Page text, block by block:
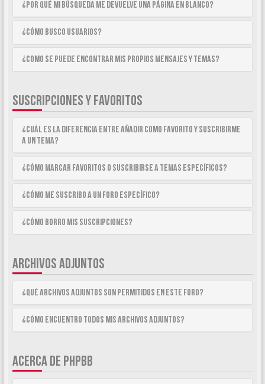
¿Por qué mi búsqueda me devuelve una página en blanco?
¿Cómo busco usuarios?
¿Como se puede encontrar mis propios mensajes y temas?
SUSCRIPCIONES Y FAVORITOS
¿Cuál es la diferencia entre añadir como Favorito y suscribirme
a un tema?
¿Cómo marcar Favoritos o suscribirse a temas específicos?
¿Cómo me suscribo a un foro específico?
¿Cómo borro mis suscripciones?
ARCHIVOS ADJUNTOS
¿Qué archivos adjuntos son permitidos en este foro?
¿Cómo encuentro todos mis archivos adjuntos?
ACERCA DE PHPBB